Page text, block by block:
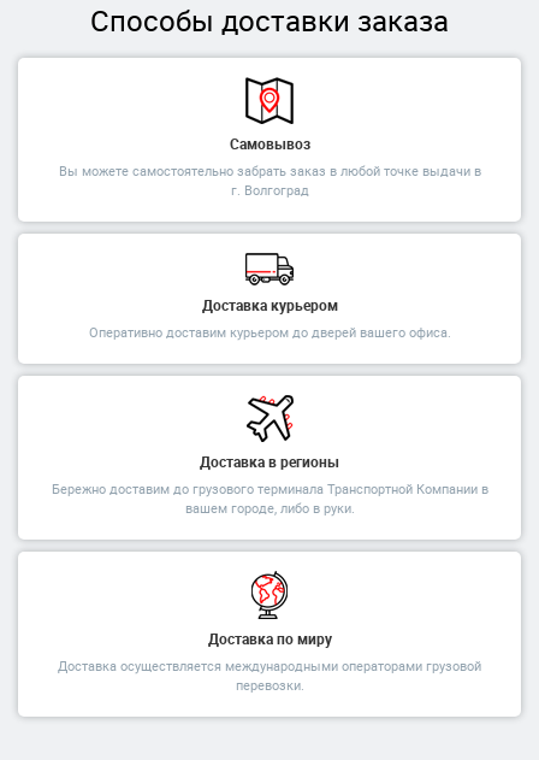
Способы доставки заказа
Самовывоз
Вы можете самостоятельно забрать заказ в любой точке выдачи в
г. Волгоград
Доставка курьером
Оперативно доставим курьером до дверей вашего офиса.
Доставка в регионы
Бережно доставим до грузового терминала Транспортной Компании в
вашем городе, либо в руки.
Доставка по миру
Доставка осуществляется международными операторами грузовой
перевозки.